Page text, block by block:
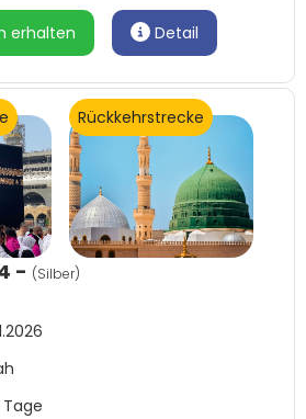
erhalten Detail
Rückkehrstrecke
- (Silber)
Tage